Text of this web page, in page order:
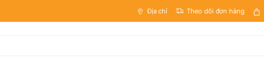
Địa chỉ Theo dõi đơn hàng